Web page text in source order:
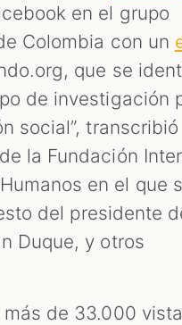
en el grupo
Colombia con un
que se
de investigación
social”, transcribió
de la Fundación
en el que
del presidente
Duque, y otros
más de 33.000